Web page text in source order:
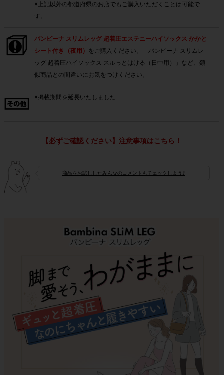
※上記以外の都道府県のお店でもご購入いただくことは可能で
す。
バンビーナ スリムレッグ 超着圧エステニーハイソックス かかと
シート付き（夜用）
をご購入ください。「バンビーナ スリムレ
ッグ 超着圧ハイソックス スルっとはける（日中用）」など、類
似商品との間違いにお気をつけください。
※掲載期間を延長いたしました
【必ずご確認ください】注意事項はこちら！
商品をお試ししたみんなのコメントもチェックしよう♪